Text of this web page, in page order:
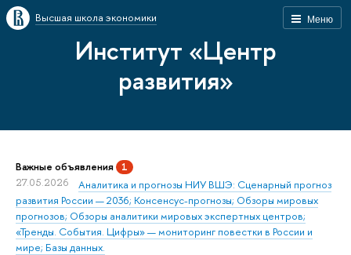
Меню
Высшая школа экономики
Институт «Центр
развития»
Важные объявления 1
27.05.2026
Аналитика и прогнозы НИУ ВШЭ: Сценарный прогноз
развития России — 2036; Консенсус-прогнозы; Обзоры мировых
прогнозов; Обзоры аналитики мировых экспертных центров;
«Тренды. События. Цифры» — мониторинг повестки в России и
мире; Базы данных.